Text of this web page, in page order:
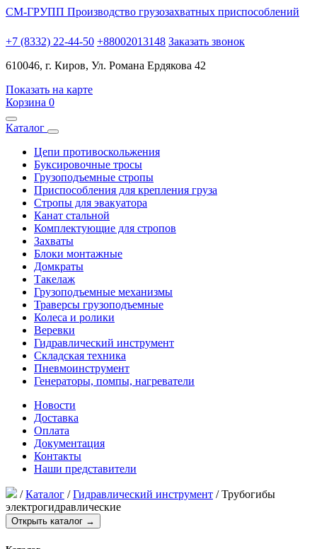
СМ-ГРУПП Производство грузозахватных приспособлений
+7 (8332) 22-44-50 +88002013148 Заказать звонок
610046, г. Киров, Ул. Романа Ердякова 42
Показать на карте
Корзина 0
Каталог
Цепи противоскольжения
Буксировочные тросы
Грузоподъемные стропы
Приспособления для крепления груза
Стропы для эвакуатора
Канат стальной
Комплектующие для стропов
Захваты
Блоки монтажные
Домкраты
Такелаж
Грузоподъемные механизмы
Траверсы грузоподъемные
Колеса и ролики
Веревки
Гидравлический инструмент
Складская техника
Пневмоинструмент
Генераторы, помпы, нагреватели
Новости
Доставка
Оплата
Документация
Контакты
Наши представители
/Каталог /Гидравлический инструмент /Трубогибы
электрогидравлические
Открыть каталог →